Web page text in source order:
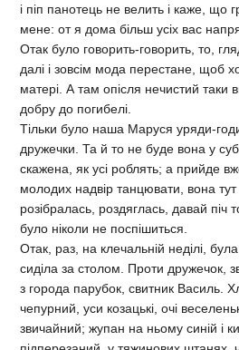
i пiп панотець не велить i каже, що
мене: от я дома бiльш усiх вас
Отак було говорить-говорить, то,
далi i зовсiм мода перестане, щоб
матерi. А там опiсля нечистий таки
добру до погибелi.
Тiльки було наша Маруся уряди-
дружечки. Та й то не буде вона у
скажена, як усi роблять; а прийде
молодих надвiр танцювати, вона
розiбралась, роздяглась, давай пiч
було нiколи не поспiшиться.
Отак, раз, на клечальнiй недiлi,
сидiла за столом. Проти дружечок,
з города парубок, свитник Василь.
чепурний, уси козацькi, очi
звичайний; жупан на ньому синiй i